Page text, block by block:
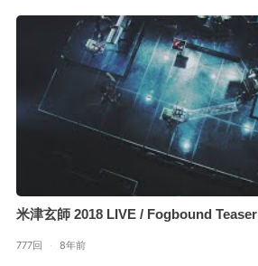
米津玄師 2018 LIVE / Fogbound Teaser
777回 · 8年前